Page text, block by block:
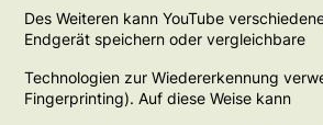
Des Weiteren kann YouTube
Endgerät speichern oder vergleichbare
Technologien zur Wiedererkennung
Fingerprinting). Auf diese Weise kann